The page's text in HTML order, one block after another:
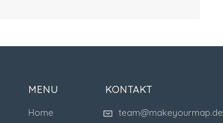
MENU
Home
KONTAKT
team@makeyourmap.de